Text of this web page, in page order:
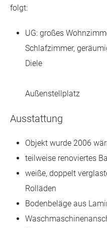
folgt:
UG: großes
Schlafzimmer,
Diele
Außenstellplatz
Ausstattung
Objekt wurde 2006
teilweise renoviertes
weiße, doppelt
Rolläden
Bodenbeläge aus